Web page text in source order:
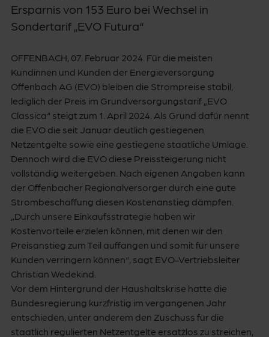
Ersparnis von 153 Euro bei Wechsel in
Sondertarif „EVO Futura“
OFFENBACH, 07. Februar 2024. Für die meisten
Kundinnen und Kunden der Energieversorgung
Offenbach AG (EVO) bleiben die Strompreise stabil,
lediglich der Preis im Grundversorgungstarif „EVO
Classica“ steigt zum 1. April 2024. Als Grund dafür nennt
die EVO die seit Januar deutlich gestiegenen
Netzentgelte sowie eine gestiegene staatliche Umlage.
Dennoch wird die EVO diese Preissteigerung nicht
vollständig weitergeben. Nach eigenen Angaben kann
der Offenbacher Regionalversorger durch eine gute
Strombeschaffung diesen Kostenanstieg dämpfen.
„Durch unsere Einkaufsstrategie haben wir
Kostenvorteile erzielen können, mit denen wir den
Preisanstieg zum Teil auffangen und somit für unsere
Kunden verringern können“, sagt EVO-Vertriebsleiter
Christian Wedekind.
Vor dem Hintergrund der Haushaltskrise hatte die
Bundesregierung kurzfristig im vergangenen Jahr
entschieden, unter anderem den Zuschuss für die
staatlich regulierten Netzentgelte ersatzlos zu streichen,